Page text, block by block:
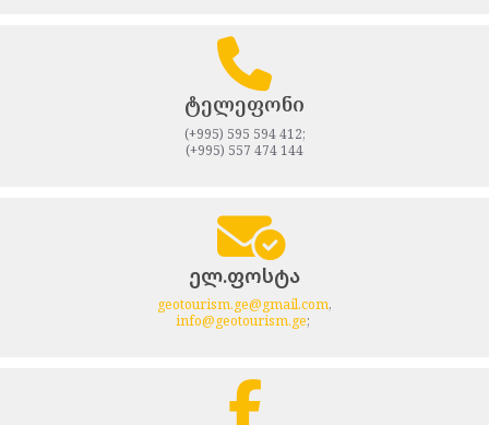
ტელეფონი
(+995) 595 594 412;
(+995) 557 474 144
ელ.ფოსტა
geotourism.ge@gmail.com,
info@geotourism.ge;